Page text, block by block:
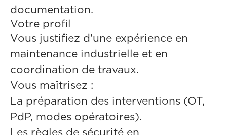
documentation.
Votre profil
Vous justifiez d'une expérience en
maintenance industrielle et en
coordination de travaux.
Vous maîtrisez :
La préparation des interventions (OT,
PdP, modes opératoires).
Les règles de sécurité en